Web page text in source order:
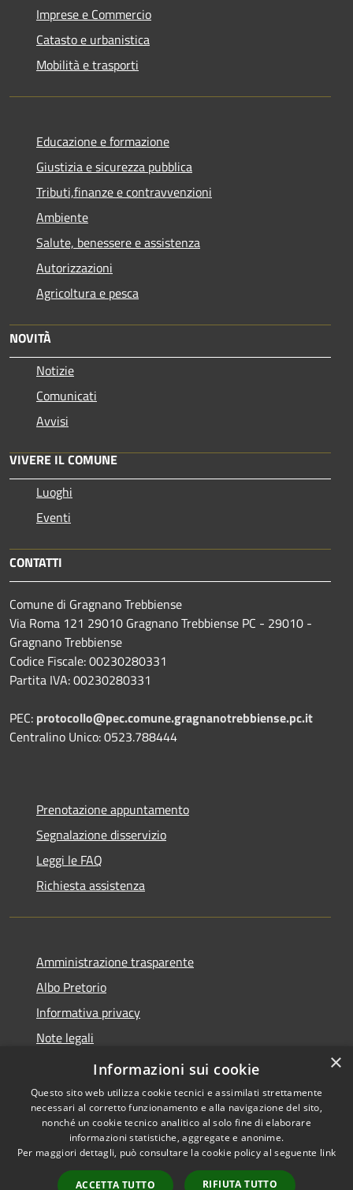
Imprese e Commercio
Catasto e urbanistica
Mobilità e trasporti
Educazione e formazione
Giustizia e sicurezza pubblica
Tributi,finanze e contravvenzioni
Ambiente
Salute, benessere e assistenza
Autorizzazioni
Agricoltura e pesca
NOVITÀ
Notizie
Comunicati
Avvisi
VIVERE IL COMUNE
Luoghi
Eventi
CONTATTI
Comune di Gragnano Trebbiense
Via Roma 121 29010 Gragnano Trebbiense PC - 29010 -
Gragnano Trebbiense
Codice Fiscale: 00230280331
Partita IVA: 00230280331
PEC: protocollo@pec.comune.gragnanotrebbiense.pc.it
Centralino Unico: 0523.788444
Prenotazione appuntamento
Segnalazione disservizio
Leggi le FAQ
Richiesta assistenza
Amministrazione trasparente
Albo Pretorio
Informativa privacy
Note legali
Dichiarazione di accessibilità
Accessibilità
Copyright © 2026 • Comune di
Gragnano Trebbiense (PC) •
Powered byMunicipium
×
Informazioni sui cookie
Questo sito web utilizza cookie tecnici e assimilati strettamente
necessari al corretto funzionamento e alla navigazione del sito,
nonché un cookie tecnico analitico al solo fine di elaborare
informazioni statistiche, aggregate e anonime.
Per maggiori dettagli, può consultare la cookie policy al seguente link
ACCETTA TUTTO RIFIUTA TUTTO